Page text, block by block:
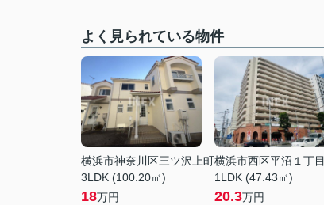
よく見られている物件
横浜市神奈川区三ツ沢上町
3LDK (100.20㎡)
18万円
横浜市西区平沼１丁目
1LDK (47.43㎡)
20.3万円